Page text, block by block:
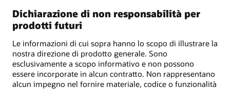
Dichiarazione di non responsabilità per
prodotti futuri
Le informazioni di cui sopra hanno lo scopo di illustrare la
nostra direzione di prodotto generale. Sono
esclusivamente a scopo informativo e non possono
essere incorporate in alcun contratto. Non rappresentano
alcun impegno nel fornire materiale, codice o funzionalità